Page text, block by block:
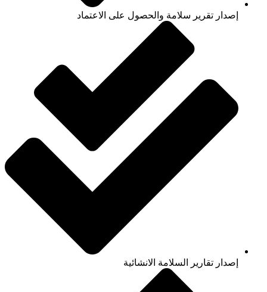
إصدار تقرير سلامة والحصول على الاعتماد
إصدار تقارير السلامة الانشائية